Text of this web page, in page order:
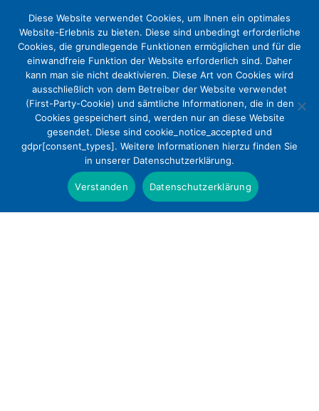
Gesetz für bessere
Zusammenarbeit und bessere
Strukturen bei der Organspende
(GZSO)
Diese Website verwendet Cookies, um Ihnen ein optimales
Website-Erlebnis zu bieten. Diese sind unbedingt erforderliche
Cookies, die grundlegende Funktionen ermöglichen und für die
einwandfreie Funktion der Website erforderlich sind. Daher
kann man sie nicht deaktivieren. Diese Art von Cookies wird
ausschließlich von dem Betreiber der Website verwendet
(First-Party-Cookie) und sämtliche Informationen, die in den
Cookies gespeichert sind, werden nur an diese Website
gesendet. Diese sind cookie_notice_accepted und
gdpr[consent_types]. Weitere Informationen hierzu finden Sie
in unserer Datenschutzerklärung.
Verstanden Datenschutzerklärung